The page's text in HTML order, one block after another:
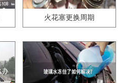
火花塞更换周期